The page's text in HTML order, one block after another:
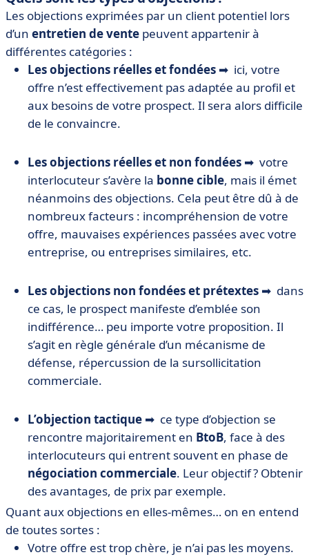
Les objections exprimées par un client potentiel lors
d’un entretien de vente peuvent appartenir à
différentes catégories :
Les objections réelles et fondées ➡ ici, votre
offre n’est effectivement pas adaptée au profil et
aux besoins de votre prospect. Il sera alors difficile
de le convaincre.
Les objections réelles et non fondées ➡ votre
interlocuteur s’avère la bonne cible, mais il émet
néanmoins des objections. Cela peut être dû à de
nombreux facteurs : incompréhension de votre
offre, mauvaises expériences passées avec votre
entreprise, ou entreprises similaires, etc.
Les objections non fondées et prétextes ➡ dans
ce cas, le prospect manifeste d’emblée son
indifférence… peu importe votre proposition. Il
s’agit en règle générale d’un mécanisme de
défense, répercussion de la sursollicitation
commerciale.
L’objection tactique ➡ ce type d’objection se
rencontre majoritairement en BtoB, face à des
interlocuteurs qui entrent souvent en phase de
négociation commerciale. Leur objectif ? Obtenir
des avantages, de prix par exemple.
Quant aux objections en elles-mêmes… on en entend
de toutes sortes :
Votre offre est trop chère, je n’ai pas les moyens.